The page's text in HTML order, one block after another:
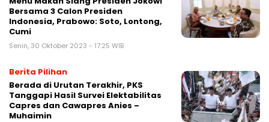
Bersama 3 Calon Presiden
Indonesia, Prabowo: Soto, Lontong,
Cumi
Senin, 30 Oktober 2023 - 17:25 WIB
Berita Pilihan
Berada di Urutan Terakhir, PKS
Tanggapi Hasil Survei Elektabilitas
Capres dan Cawapres Anies –
Muhaimin